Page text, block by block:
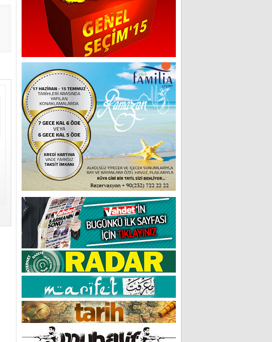
Snoop Dogg'dan
Galatasaray paylaşımı
Emenike'de sürpriz gelişme
Trabzonspor kesenin ağzını
açtı